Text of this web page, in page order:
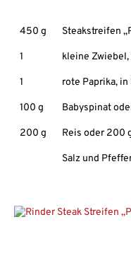
450 g Steakstreifen
1 kleine
1 rote Paprika,
100 g Babyspinat
200 g Reis oder 200
Salz und